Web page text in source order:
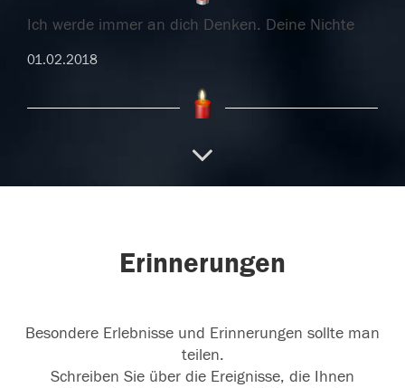
Ich werde immer an dich Denken. Deine Nichte
01.02.2018
Ich werde immer an dich Denken. Deine Nichte
Erinnerungen
Besondere Erlebnisse und Erinnerungen sollte man
teilen.
Schreiben Sie über die Ereignisse, die Ihnen